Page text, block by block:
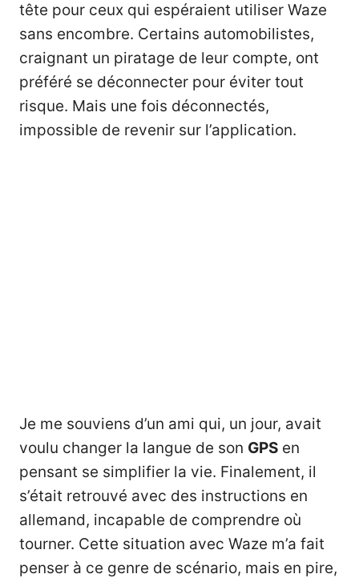
tête pour ceux qui espéraient utiliser Waze
sans encombre. Certains automobilistes,
craignant un piratage de leur compte, ont
préféré se déconnecter pour éviter tout
risque. Mais une fois déconnectés,
impossible de revenir sur l’application.
Je me souviens d’un ami qui, un jour, avait
voulu changer la langue de son GPS en
pensant se simplifier la vie. Finalement, il
s’était retrouvé avec des instructions en
allemand, incapable de comprendre où
tourner. Cette situation avec Waze m’a fait
penser à ce genre de scénario, mais en pire,